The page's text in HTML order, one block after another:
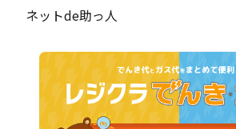
ネットde助っ人